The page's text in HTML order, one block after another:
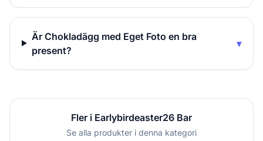
Är Chokladägg med Eget Foto en bra
present?
▾
Fler i Earlybirdeaster26 Bar
Se alla produkter i denna kategori